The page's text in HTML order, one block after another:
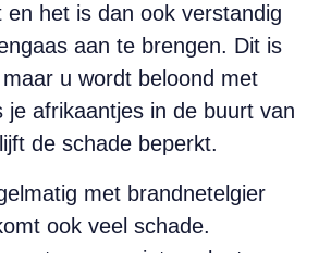
en het is dan ook verstandig
aan te brengen. Dit is
u wordt beloond met
je afrikaantjes in de buurt van
de schade beperkt.
met brandnetelgier
ook veel schade.